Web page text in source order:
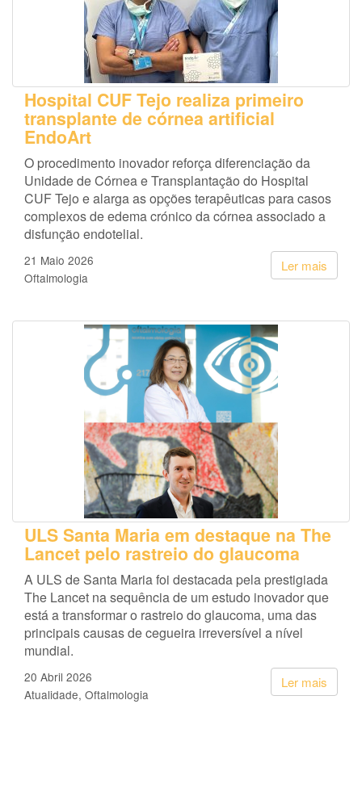
Hospital CUF Tejo realiza primeiro
transplante de córnea artificial
EndoArt
O procedimento inovador reforça diferenciação da
Unidade de Córnea e Transplantação do Hospital
CUF Tejo e alarga as opções terapêuticas para casos
complexos de edema crónico da córnea associado a
disfunção endotelial.
Ler mais
21 Maio 2026
Oftalmologia
ULS Santa Maria em destaque na The
Lancet pelo rastreio do glaucoma
A ULS de Santa Maria foi destacada pela prestigiada
The Lancet na sequência de um estudo inovador que
está a transformar o rastreio do glaucoma, uma das
principais causas de cegueira irreversível a nível
mundial.
Ler mais
20 Abril 2026
Atualidade Oftalmologia